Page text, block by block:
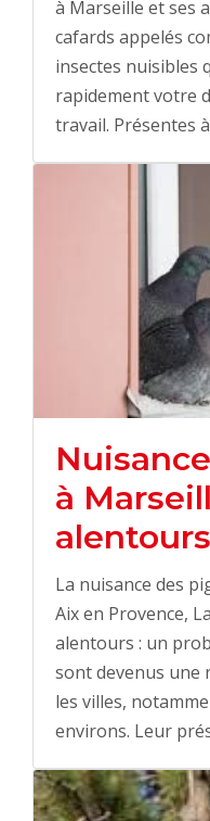
à Marseille et ses
cafards appelés
insectes nuisibles
rapidement votre
travail. Présentes
à
alentours
La nuisance des
Aix en Provence,
alentours : un
sont devenus une
les villes,
environs. Leur